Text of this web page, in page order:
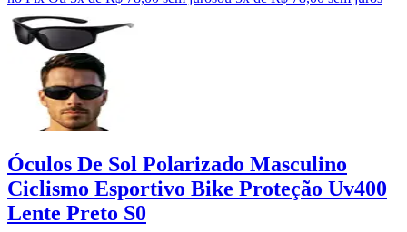
Óculos De Sol Polarizado Masculino
Ciclismo Esportivo Bike Proteção Uv400
Lente Preto S0